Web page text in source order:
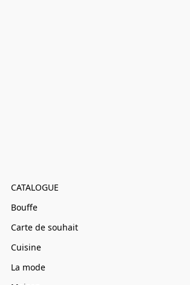
CATALOGUE
Bouffe
Carte de souhait
Cuisine
La mode